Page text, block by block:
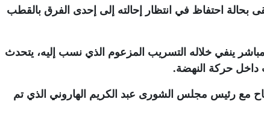
بحالة احتفاظ في انتظار إحالته إلى إحدى الفرق بالقطب
ينفي خلاله التسريب المزعوم الذي نسب إليه، يتحدث
داخل حركة النهضة.
مع رئيس مجلس الشورى عبد الكريم الهاروني الذي تم